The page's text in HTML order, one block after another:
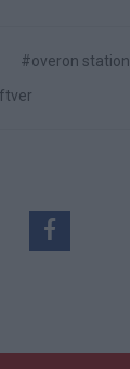
#overon station